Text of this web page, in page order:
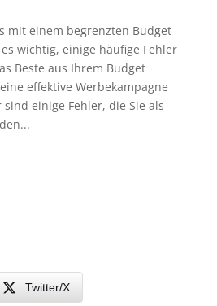
mit einem begrenzten Budget
wichtig, einige häufige Fehler
Beste aus Ihrem Budget
effektive Werbekampagne
einige Fehler, die Sie als
Twitter/X